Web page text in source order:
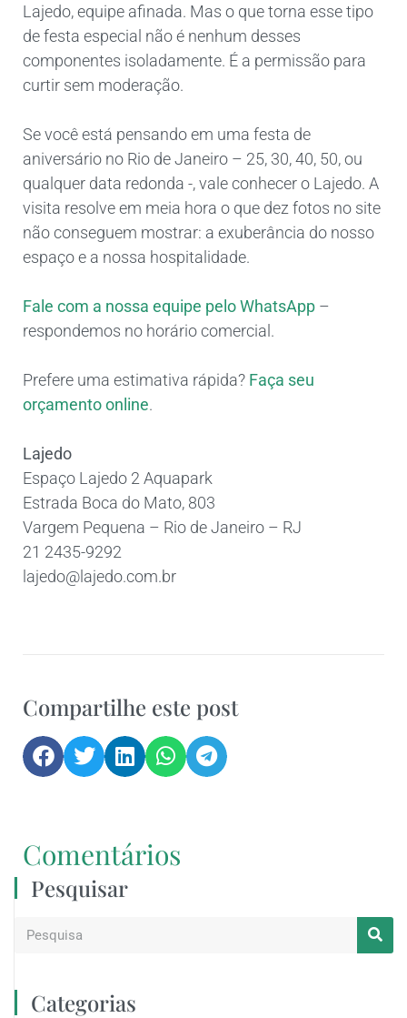
Lajedo, equipe afinada. Mas o que torna esse tipo
de festa especial não é nenhum desses
componentes isoladamente. É a permissão para
curtir sem moderação.
Se você está pensando em uma festa de
aniversário no Rio de Janeiro – 25, 30, 40, 50, ou
qualquer data redonda -, vale conhecer o Lajedo. A
visita resolve em meia hora o que dez fotos no site
não conseguem mostrar: a exuberância do nosso
espaço e a nossa hospitalidade.
Fale com a nossa equipe pelo WhatsApp –
respondemos no horário comercial.
Prefere uma estimativa rápida? Faça seu
orçamento online.
Lajedo
Espaço Lajedo 2 Aquapark
Estrada Boca do Mato, 803
Vargem Pequena – Rio de Janeiro – RJ
21 2435-9292
lajedo@lajedo.com.br
Compartilhe este post
Comentários
Pesquisar
Categorias